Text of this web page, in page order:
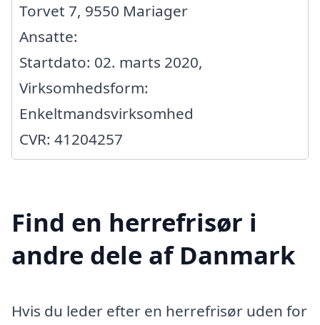
Torvet 7, 9550 Mariager
Ansatte:
Startdato: 02. marts 2020,
Virksomhedsform:
Enkeltmandsvirksomhed
CVR: 41204257
Find en herrefrisør i
andre dele af Danmark
Hvis du leder efter en herrefrisør uden for